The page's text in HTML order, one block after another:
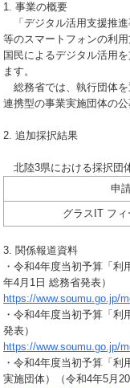
1. 事業の概要
「デジタル活用支援推進
等のスマートフォンの利
国民によるデジタル活用
ます。
総務省では、執行団体を
連携型の事業実施団体の公
2. 追加採択結果
北陸3県における採択団
申
グラスIT フ
3. 関係報道資料
・令和4年度当初予算「
年4月1日 総務省発表）
https://www.soumu.go.jp/
・令和4年度当初予算「
発表）
https://www.soumu.go.jp/
・令和4年度当初予算「
実施団体）（令和4年5月